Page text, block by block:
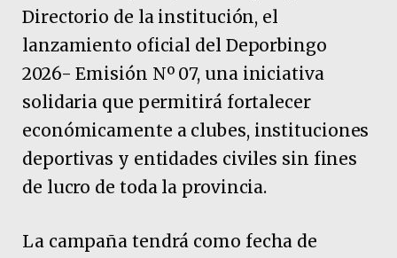
Directorio de la institución, el
lanzamiento oficial del Deporbingo
2026- Emisión Nº 07, una iniciativa
solidaria que permitirá fortalecer
económicamente a clubes, instituciones
deportivas y entidades civiles sin fines
de lucro de toda la provincia.
La campaña tendrá como fecha de